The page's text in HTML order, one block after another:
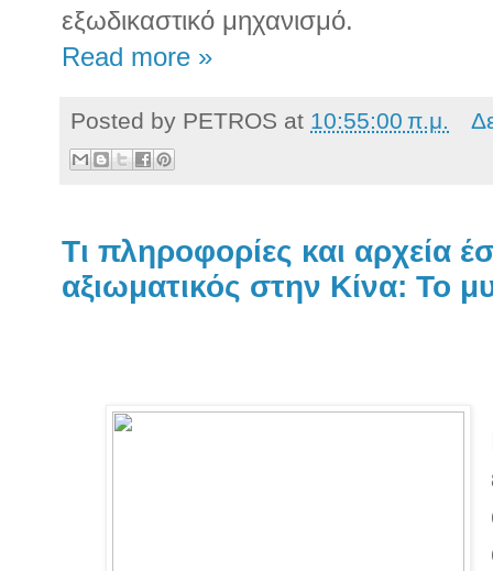
εξωδικαστικό μηχανισμό.
Read more »
Posted by PETROS at 10:55:00 π.μ.
Τι πληροφορίες και αρχεία
αξιωματικός στην Κίνα: Το